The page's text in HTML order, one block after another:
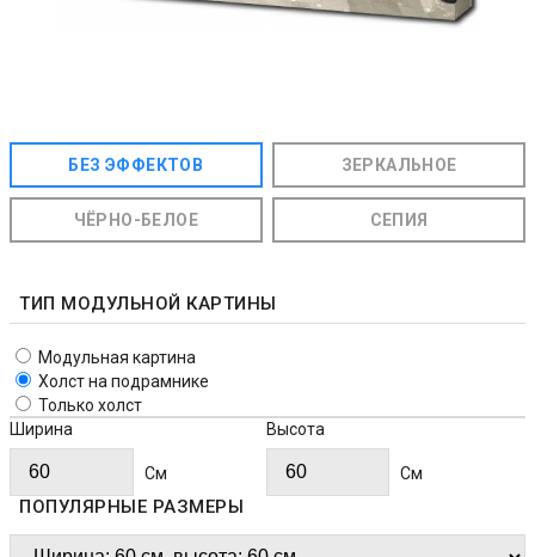
БЕЗ ЭФФЕКТОВ ЗЕРКАЛЬНОЕ
ЧЁРНО-БЕЛОЕ СЕПИЯ
ТИП МОДУЛЬНОЙ КАРТИНЫ
Модульная картина
Холст на подрамнике
Только холст
Ширина
Cм
Высота
Cм
ПОПУЛЯРНЫЕ РАЗМЕРЫ